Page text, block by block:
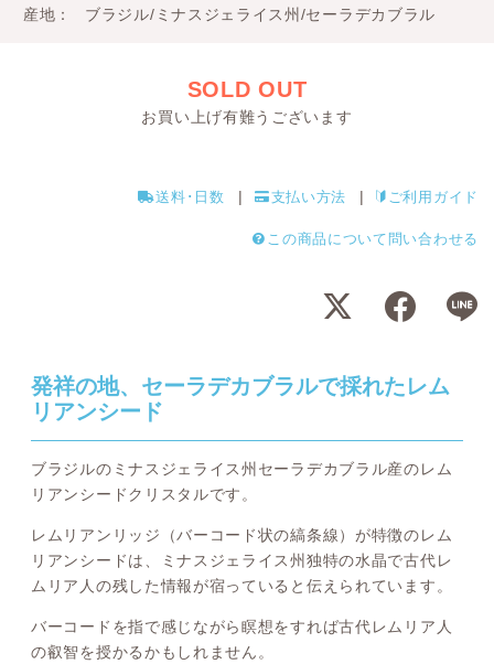
産地
ブラジル/ミナスジェライス州/セーラデカブラル
SOLD OUT
お買い上げ有難うございます
送料･日数 支払い方法 ご利用ガイド
この商品について問い合わせる
発祥の地、セーラデカブラルで採れたレム
リアンシード
ブラジルのミナスジェライス州セーラデカブラル産のレム
リアンシードクリスタルです。
レムリアンリッジ（バーコード状の縞条線）が特徴のレム
リアンシードは、ミナスジェライス州独特の水晶で古代レ
ムリア人の残した情報が宿っていると伝えられています。
バーコードを指で感じながら瞑想をすれば古代レムリア人
の叡智を授かるかもしれません。